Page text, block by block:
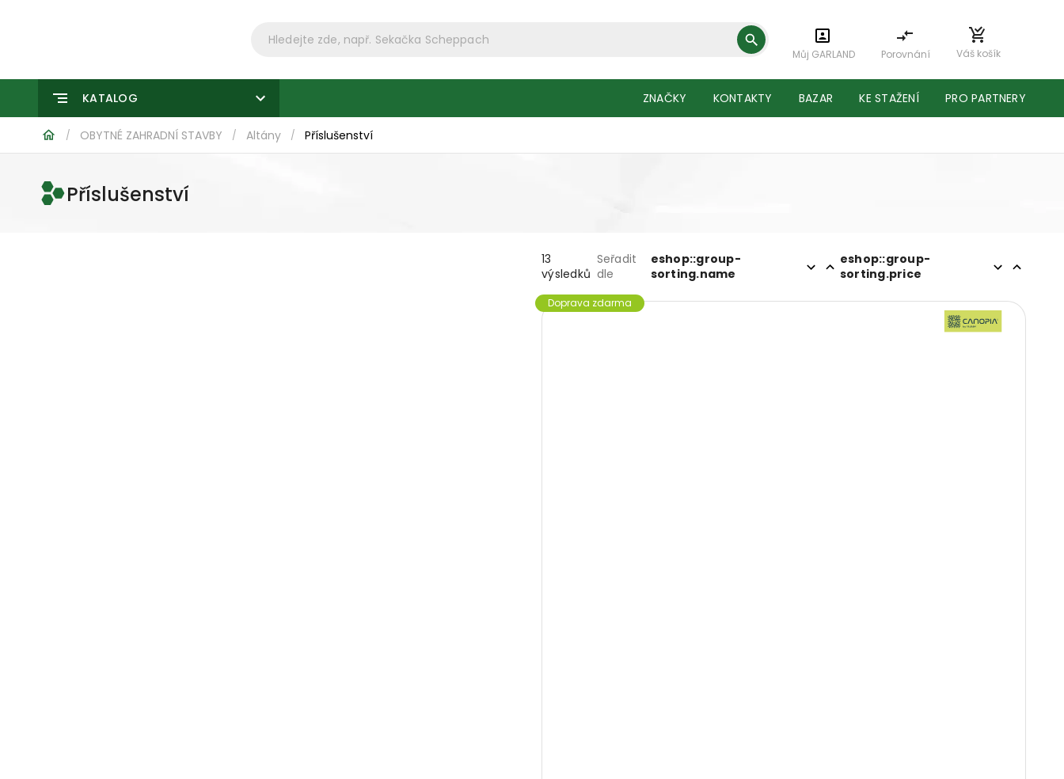
Můj GARLAND Porovnání Váš košík
KATALOG ZNAČKY KONTAKTY BAZAR KE STAŽENÍ PRO PARTNERY
/ OBYTNÉ ZAHRADNÍ STAVBY / Altány / Příslušenství
Příslušenství
13
výsledků
Seřadit
dle
eshop::group-
sorting.name
eshop::group-
sorting.price
Doprava zdarma